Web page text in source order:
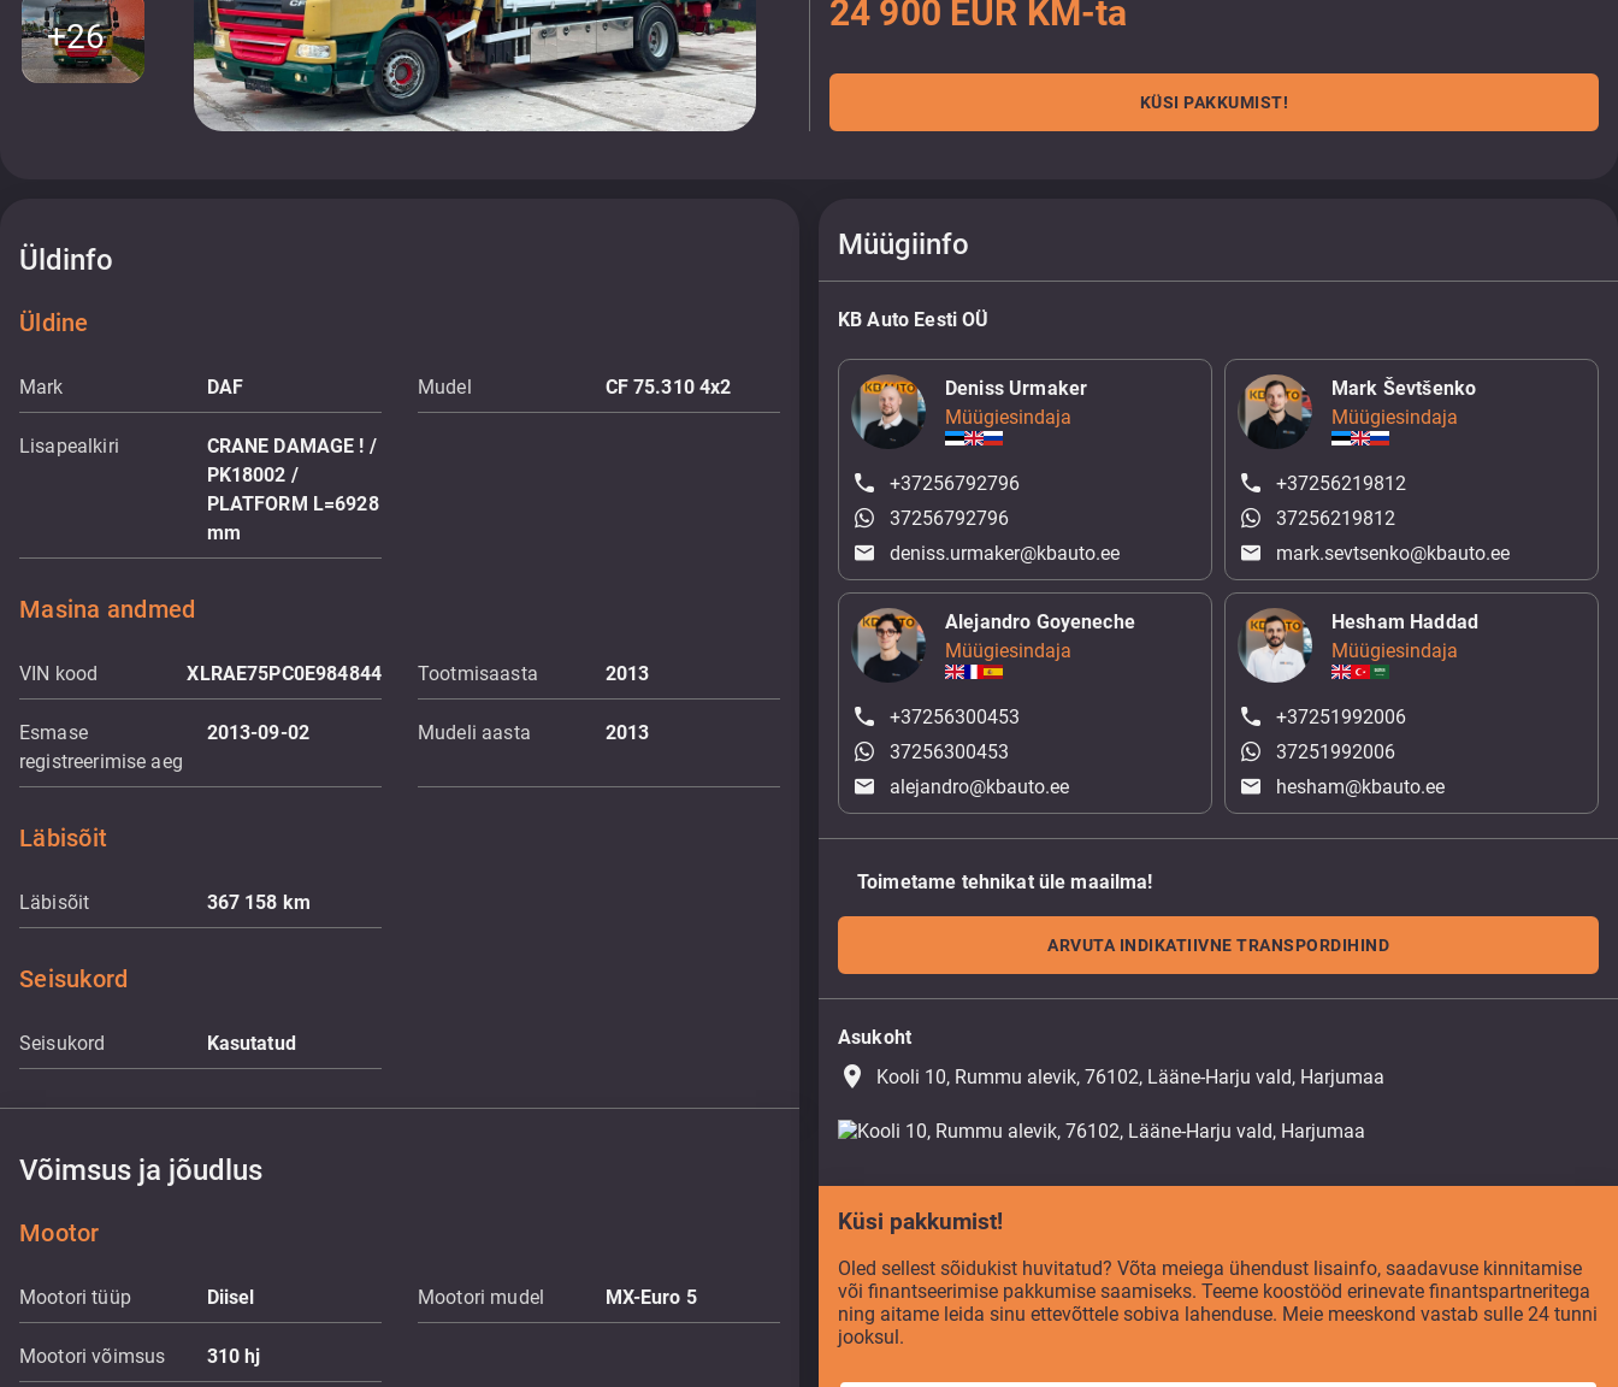
+26
24 900 EUR KM-ta
KÜSI PAKKUMIST!
Üldinfo
Üldine
Mark DAF Mudel CF 75.310 4x2
Lisapealkiri
CRANE DAMAGE ! /
PK18002 /
PLATFORM L=6928
mm
Masina andmed
VIN kood XLRAE75PC0E984844 Tootmisaasta 2013
Esmase
registreerimise aeg
2013-09-02 Mudeli aasta 2013
Läbisõit
Läbisõit 367 158 km
Seisukord
Seisukord Kasutatud
Võimsus ja jõudlus
Mootor
Mootori tüüp Diisel Mootori mudel MX-Euro 5
Mootori võimsus 310hj
Müügiinfo
KB Auto Eesti OÜ
Deniss Urmaker
Müügiesindaja
+37256792796
37256792796
deniss.urmaker@kbauto.ee
Mark Ševtšenko
Müügiesindaja
+37256219812
37256219812
mark.sevtsenko@kbauto.ee
Alejandro Goyeneche
Müügiesindaja
+37256300453
37256300453
alejandro@kbauto.ee
Hesham Haddad
Müügiesindaja
+37251992006
37251992006
hesham@kbauto.ee
Toimetame tehnikat üle maailma!
ARVUTA INDIKATIIVNE TRANSPORDIHIND
Asukoht
place Kooli 10, Rummu alevik, 76102, Lääne-Harju vald, Harjumaa
Küsi pakkumist!
Oled sellest sõidukist huvitatud? Võta meiega ühendust lisainfo, saadavuse kinnitamise
või finantseerimise pakkumise saamiseks. Teeme koostööd erinevate finantspartneritega
ning aitame leida sinu ettevõttele sobiva lahenduse. Meie meeskond vastab sulle 24 tunni
jooksul.